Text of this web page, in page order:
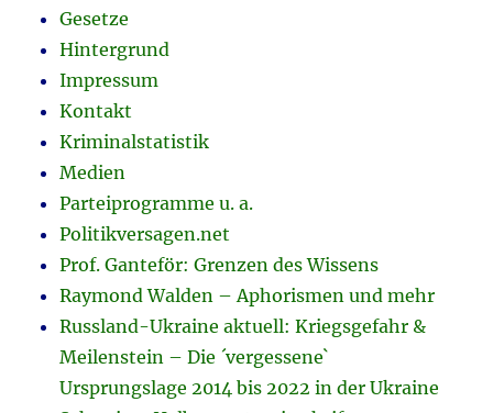
Gesetze
Hintergrund
Impressum
Kontakt
Kriminalstatistik
Medien
Parteiprogramme u. a.
Politikversagen.net
Prof. Ganteför: Grenzen des Wissens
Raymond Walden – Aphorismen und mehr
Russland-Ukraine aktuell: Kriegsgefahr &
Meilenstein – Die ´vergessene`
Ursprungslage 2014 bis 2022 in der Ukraine